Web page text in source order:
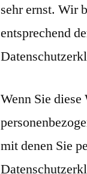
sehr ernst. Wir
entsprechend
Wenn Sie
mit denen Sie